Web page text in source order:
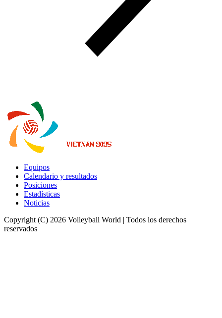
Equipos
Calendario y resultados
Posiciones
Estadísticas
Noticias
Copyright (C) 2026 Volleyball World | Todos los derechos
reservados